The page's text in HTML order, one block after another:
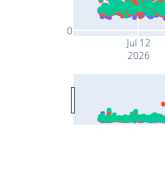
Jul 12
2026
0